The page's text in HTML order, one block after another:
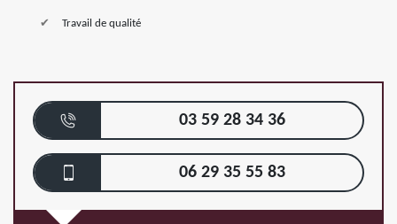
Travail de qualité
03 59 28 34 36
06 29 35 55 83